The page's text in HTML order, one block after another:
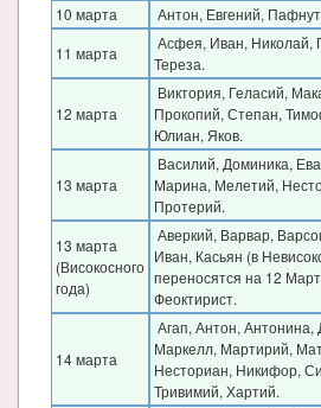
10 марта
Антон, Евгений,
11 марта
Асфея, Иван, Николай,
Тереза.
12 марта
Виктория, Геласий,
Прокопий, Степан,
Юлиан, Яков.
13 марта
Василий, Доминика,
Марина, Мелетий,
Протерий.
13 марта
(Високосного
года)
Аверкий, Варвар,
Иван, Касьян (в
переносятся на 12
Феоктирист.
14 марта
Агап, Антон, Антонина,
Маркелл, Мартирий,
Несториан, Никифор,
Тривимий, Хартий.